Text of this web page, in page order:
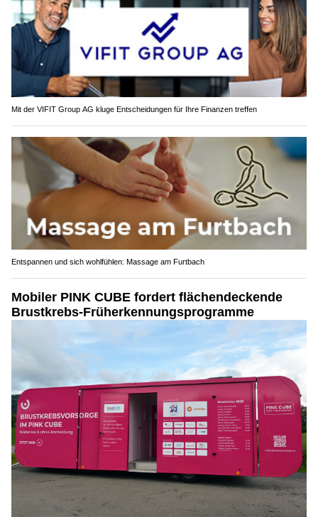
Mit der VIFIT Group AG kluge Entscheidungen für Ihre Finanzen treffen
Entspannen und sich wohlfühlen: Massage am Furtbach
Mobiler PINK CUBE fordert flächendeckende
Brustkrebs-Früherkennungsprogramme